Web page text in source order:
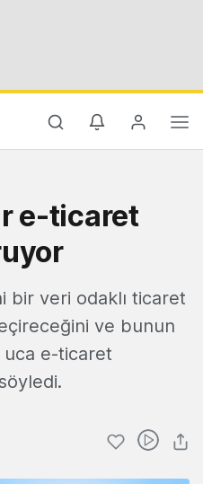
e-ticaret
bir veri odaklı ticaret
ve bunun
uca e-ticaret